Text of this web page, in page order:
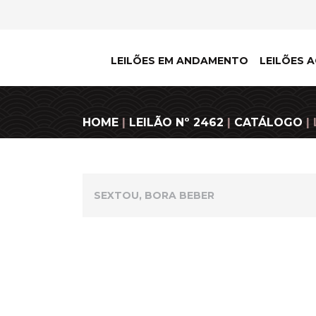
LEILÕES EM ANDAMENTO LEILÕES
HOME | LEILÃO Nº 2462 | CATÁLOGO |
SEXTOU, BORA BEBER